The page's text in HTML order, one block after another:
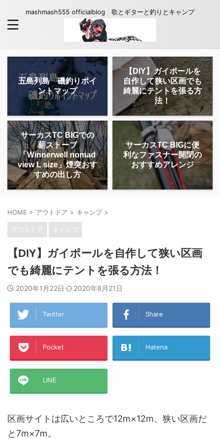
mashmash555 officialblog 歌とギターと釣りとキャンプ
五島列島 磯釣りポイ
ントマップ
【DIY】ガイポールを
自作して狭い区画でも
綺麗にテントを張る方
法！
サーカスTC BIGでの
薪ストーブ
「Winnerwell nomad
view L size」煙突おす
すめの出し方
サーカスTC BIGに便
利なファスナー開閉の
おすすめアレンジ
HOME > アウトドア > キャンプ >
アウトドア キャンプ
【DIY】ガイポールを自作して狭い区画
でも綺麗にテントを張る方法！
2020年1月22日 2020年8月21日
Twitter Share
Pocket Hatena
LINE
区画サイトは広いところで12m×12m、狭い区画だ
と7m×7m。